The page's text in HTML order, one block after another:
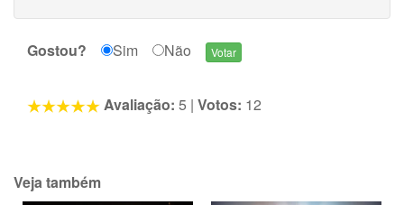
Gostou? Sim Não
Avaliação: 5 | Votos: 12
Veja também